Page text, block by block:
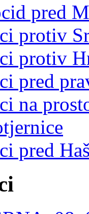
pred
protiv
protiv
pred
na
pred